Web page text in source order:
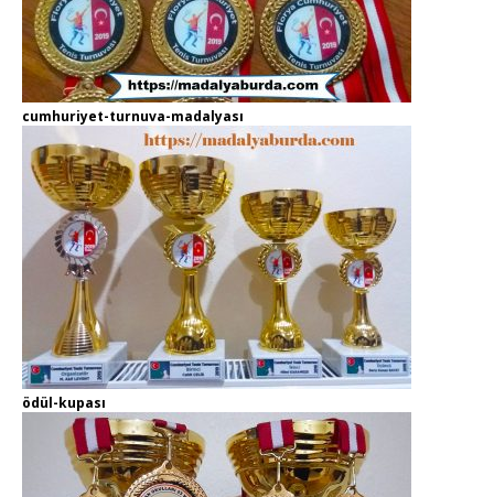
cumhuriyet-turnuva-madalyası
ödül-kupası